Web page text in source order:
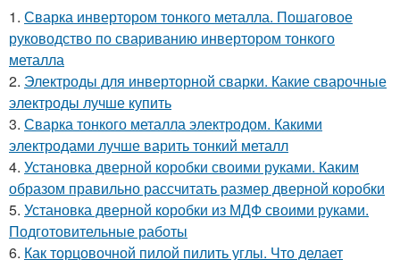
1. Сварка инвертором тонкого металла. Пошаговое
руководство по свариванию инвертором тонкого
металла
2. Электроды для инверторной сварки. Какие сварочные
электроды лучше купить
3. Сварка тонкого металла электродом. Какими
электродами лучше варить тонкий металл
4. Установка дверной коробки своими руками. Каким
образом правильно рассчитать размер дверной коробки
5. Установка дверной коробки из МДФ своими руками.
Подготовительные работы
6. Как торцовочной пилой пилить углы. Что делает